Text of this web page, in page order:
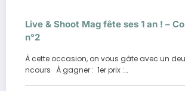
Live & Shoot Mag fête ses 1 an ! –
n°2
À cette occasion, on vous gâte avec un
ncours À gagner : 1er prix :…